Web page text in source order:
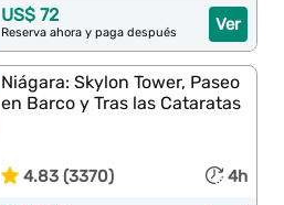
Ver
US$ 72
Reserva ahora y paga después
Niágara: Skylon Tower, Paseo
en Barco y Tras las Cataratas
4.83 (3370) 4h